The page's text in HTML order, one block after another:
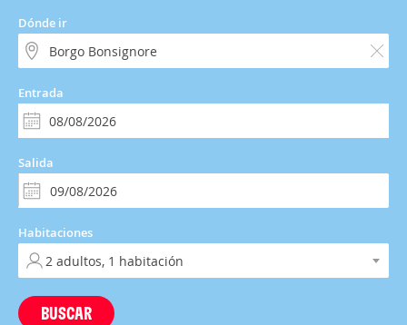
Dónde ir
Entrada
Salida
Habitaciones
BUSCAR